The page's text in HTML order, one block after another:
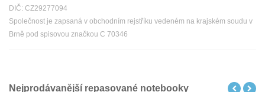
DIČ: CZ29277094
Společnost je zapsaná v obchodním rejstříku vedeném na krajském soudu v
Brně pod spisovou značkou C 70346
Nejprodávanější repasované notebooky